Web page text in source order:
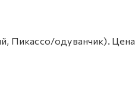
Пикассо/одуванчик). Цена